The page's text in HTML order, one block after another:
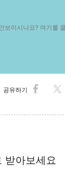
보이시나요? 여기를
공유하기
받아보세요